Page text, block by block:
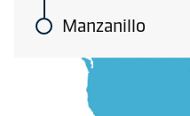
Manzanillo